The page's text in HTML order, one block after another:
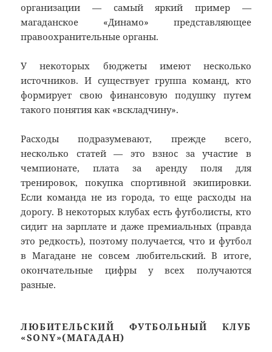
организации — самый яркий пример —
магаданское «Динамо» представляющее
правоохранительные органы.
У некоторых бюджеты имеют несколько
источников. И существует группа команд, кто
формирует свою финансовую подушку путем
такого понятия как «вскладчину».
Расходы подразумевают, прежде всего,
несколько статей — это взнос за участие в
чемпионате, плата за аренду поля для
тренировок, покупка спортивной экипировки.
Если команда не из города, то еще расходы на
дорогу. В некоторых клубах есть футболисты, кто
сидит на зарплате и даже премиальных (правда
это редкость), поэтому получается, что и футбол
в Магадане не совсем любительский. В итоге,
окончательные цифры у всех получаются
разные.
ЛЮБИТЕЛЬСКИЙ ФУТБОЛЬНЫЙ КЛУБ
«SONY»(МАГАДАН)